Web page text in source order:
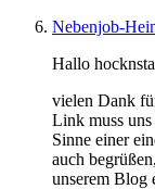
Nebenjob-
Hallo
vielen Dank
Link muss
Sinne einer
auch
unserem Blog